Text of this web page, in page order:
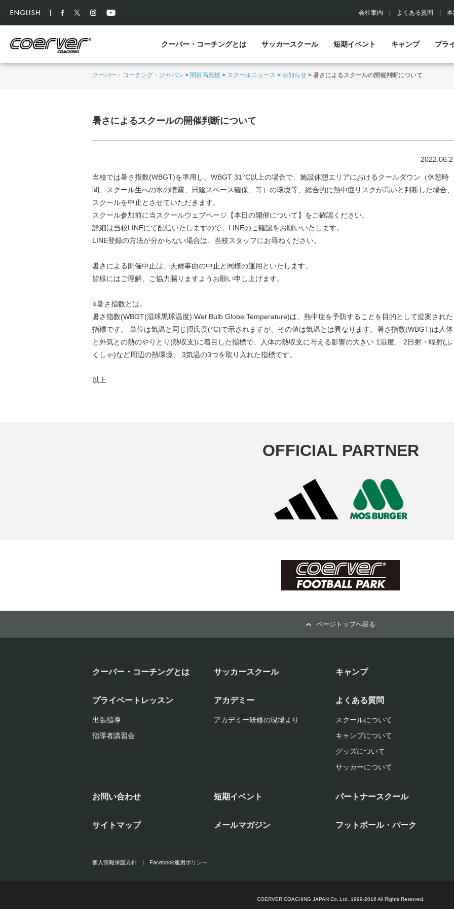
会社案内 よくある質問
クーバー・コーチングとは サッカースクール 短期イベント キャンプ プラ
クーバー・コーチング・ジャパン > 関目高殿校 > スクールニュース > お知らせ > 暑さによるスクールの開催判断について
暑さによるスクールの開催判断について
当校では暑さ指数(WBGT)を準用し、WBGT 31°C以上の場合で、施設休憩エリアにおけるクールダウン（休憩時
間、スクール生への水の噴霧、日陰スペース確保、等）の環境等、総合的に熱中症リスクが高いと判断した場合、
スクールを中止とさせていただきます。
スクール参加前に当スクールウェブページ【本日の開催について】をご確認ください。
詳細は当校LINEにて配信いたしますので、LINEのご確認をお願いいたします。
LINE登録の方法が分からない場合は、当校スタッフにお尋ねください。
暑さによる開催中止は、天候事由の中止と同様の運用といたします。
皆様にはご理解、ご協力賜りますようお願い申し上げます。
※暑さ指数とは。
暑さ指数(WBGT(湿球黒球温度):Wet Bulb Globe Temperature)は、熱中症を予防することを目的として提案された
指標です。 単位は気温と同じ摂氏度(°C)で示されますが、その値は気温とは異なります。暑さ指数(WBGT)は人体
と外気との熱のやりとり(熱収支)に着目した指標で、人体の熱収支に与える影響の大きい 1湿度、 2日射・輻射(ふ
くしゃ)など周辺の熱環境、 3気温の3つを取り入れた指標です。
以上
OFFICIAL PARTNER
ページトップへ戻る
クーバー・コーチングとは サッカースクール キャンプ
プライベートレッスン
出張指導
指導者講習会
アカデミー
アカデミー研修の現場より
よくある質問
スクールについて
キャンプについて
グッズについて
サッカーについて
お問い合わせ 短期イベント パートナースクール
サイトマップ メールマガジン フットボール・パーク
個人情報保護方針 | Facebook運用ポリシー
COERVER COACHING JAPAN Co.,Ltd. 1999-2016 All Rights Reserved.